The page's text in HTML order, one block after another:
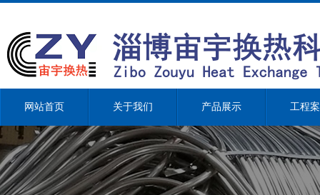
网站首页 关于我们 产品展示 工程